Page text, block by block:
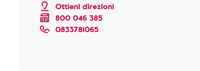
Ottieni direzioni
800 046 385
0833781065